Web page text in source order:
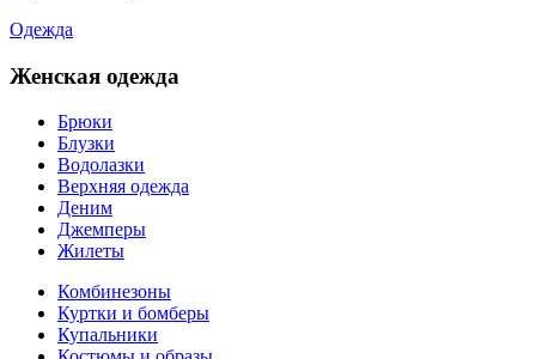
Одежда
Женская одежда
Брюки
Блузки
Водолазки
Верхняя одежда
Деним
Джемперы
Жилеты
Комбинезоны
Куртки и бомберы
Купальники